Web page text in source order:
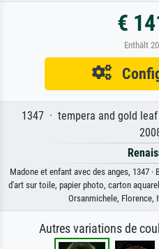
€
Enthält
1347 · tempera and gold
Madone et enfant avec des anges, 1347
d'art sur toile, papier photo, carton
Orsanmichele, Florence,
Autres variations de